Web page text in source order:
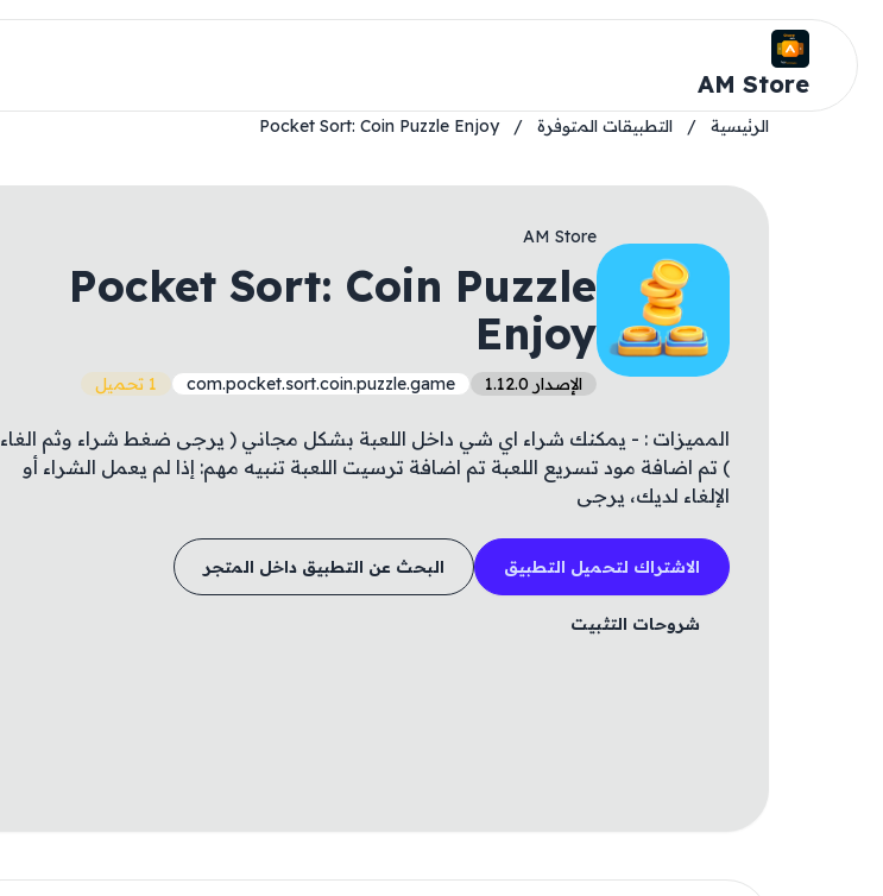
AM Store
الرئيسية / التطبيقات المتوفرة /
Pocket Sort: Coin Puzzle Enjoy
AM Store
Pocket Sort: Coin Puzzle
Enjoy
الإصدار 1.12.0 com.pocket.sort.coin.puzzle.game 1 تحميل
المميزات : - يمكنك شراء اي شي داخل اللعبة بشكل مجاني ( يرجى ضغط شراء وثم الغاء
) تم اضافة مود تسريع اللعبة تم اضافة ترسيت اللعبة تنبيه مهم: إذا لم يعمل الشراء أو
الإلغاء لديك، يرجى
الاشتراك لتحميل التطبيق البحث عن التطبيق داخل المتجر
شروحات التثبيت